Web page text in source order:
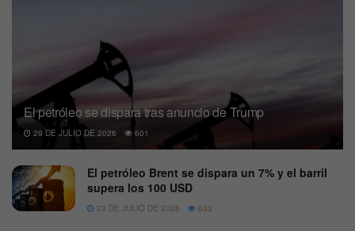
El petróleo se dispara tras anuncio de Trump
29 DE JULIO DE 2026 601
El petróleo Brent se dispara un 7% y el barril
supera los 100 USD
23 DE JULIO DE 2026 633